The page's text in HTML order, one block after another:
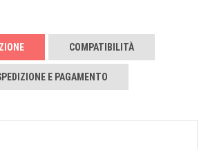
COMPATIBILITÀ
E PAGAMENTO